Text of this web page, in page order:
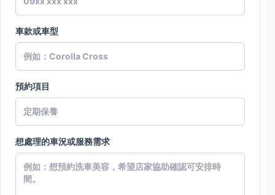
車款或車型
預約項目
想處理的車況或服務需求